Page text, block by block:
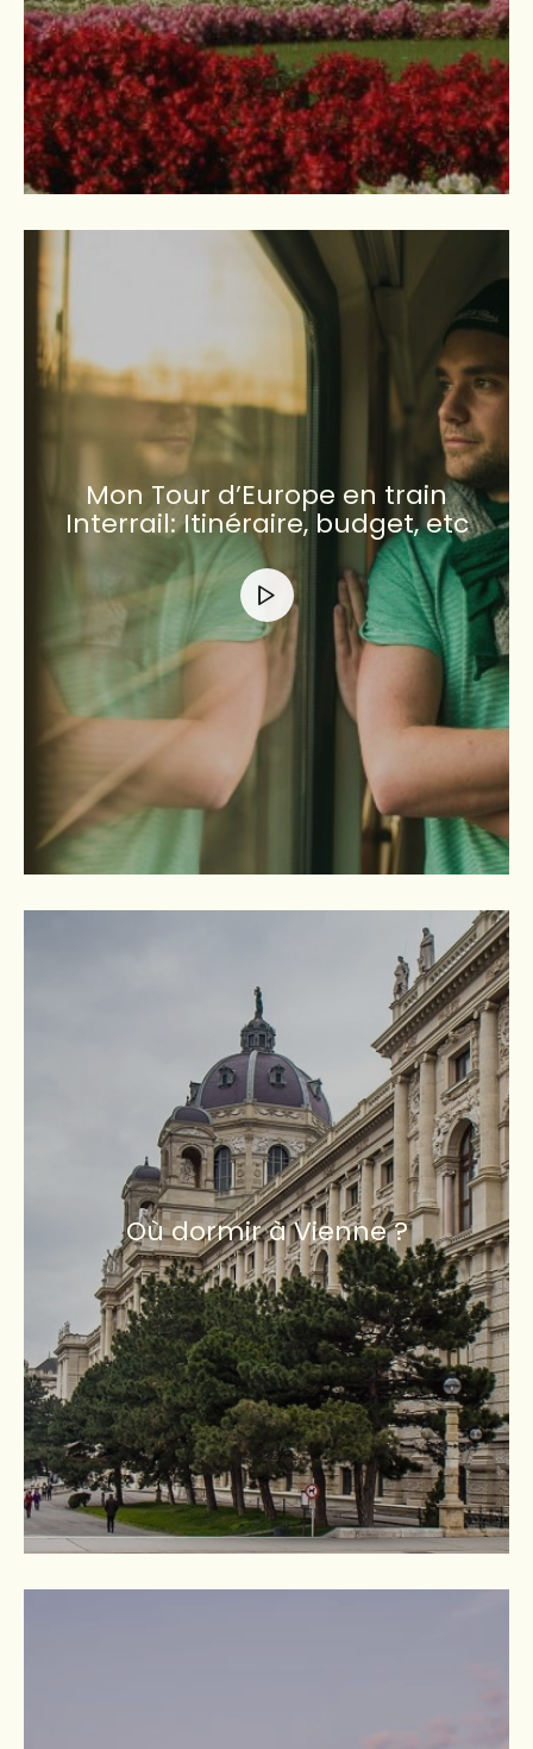
Mon Tour d’Europe en train
Interrail: Itinéraire, budget, etc
Où dormir à Vienne ?